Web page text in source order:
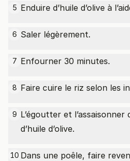
5 Enduire d’huile d’olive à
6 Saler légèrement.
7 Enfourner 30 minutes.
8 Faire cuire le riz selon les
9 L’égoutter et
d’huile d’olive.
10 Dans une poêle, faire